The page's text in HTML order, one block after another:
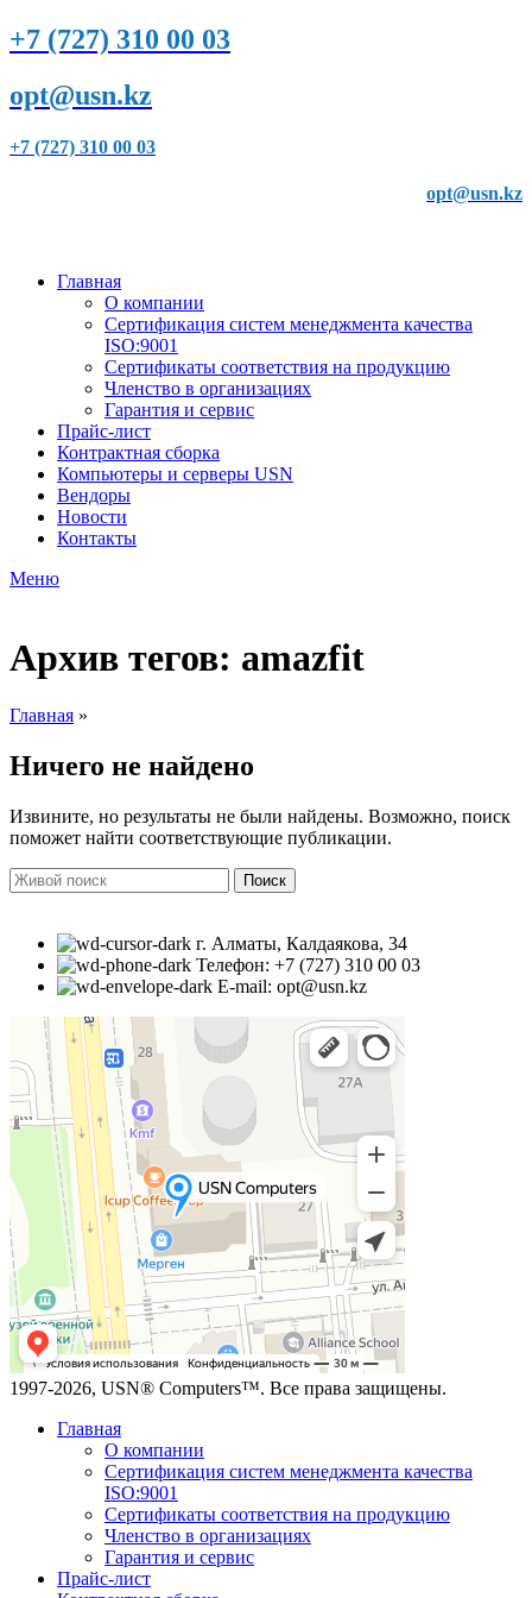
+7 (727) 310 00 03
opt@usn.kz
+7 (727) 310 00 03
opt@usn.kz
Главная
О компании
Сертификация систем менеджмента качества
ISO:9001
Сертификаты соответствия на продукцию
Членство в организациях
Гарантия и сервис
Прайс-лист
Контрактная сборка
Компьютеры и серверы USN
Вендоры
Новости
Контакты
Меню
Архив тегов: amazfit
Главная »
Ничего не найдено
Извините, но результаты не были найдены. Возможно, поиск
поможет найти соответствующие публикации.
Поиск
г. Алматы, Калдаякова, 34
Телефон: +7 (727) 310 00 03
E-mail: opt@usn.kz
1997-2026, USN® Computers™. Все права защищены.
Главная
О компании
Сертификация систем менеджмента качества
ISO:9001
Сертификаты соответствия на продукцию
Членство в организациях
Гарантия и сервис
Прайс-лист